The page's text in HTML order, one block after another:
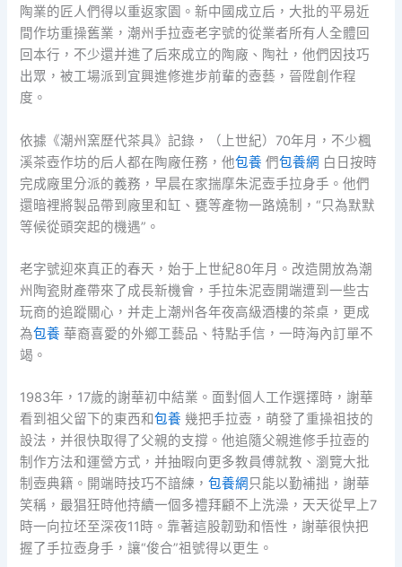
陶業的匠人們得以重返家園。新中國成立后，大批的平易近
間作坊重操舊業，潮州手拉壺老字號的從業者所有人全體回
回本行，不少還并進了后來成立的陶廠、陶社，他們因技巧
出眾，被工場派到宜興進修進步前輩的壺藝，晉陞創作程
度。
依據《潮州窯歷代茶具》記錄，（上世紀）70年月，不少楓
溪茶壺作坊的后人都在陶廠任務，他包養 們包養網 白日按時
完成廠里分派的義務，早晨在家揣摩朱泥壺手拉身手。他們
還暗裡將製品帶到廠里和缸、甕等產物一路燒制，“只為默默
等候從頭突起的機遇”。
老字號迎來真正的春天，始于上世紀80年月。改造開放為潮
州陶瓷財產帶來了成長新機會，手拉朱泥壺開端遭到一些古
玩商的追蹤關心，并走上潮州各年夜高級酒樓的茶桌，更成
為包養 華裔喜愛的外鄉工藝品、特點手信，一時海內訂單不
竭。
1983年，17歲的謝華初中結業。面對個人工作選擇時，謝華
看到祖父留下的東西和包養 幾把手拉壺，萌發了重操祖技的
設法，并很快取得了父親的支撐。他追隨父親進修手拉壺的
制作方法和運營方式，并抽暇向更多教員傅就教、瀏覽大批
制壺典籍。開端時技巧不諳練，包養網 只能以勤補拙，謝華
笑稱，最猖狂時他持續一個多禮拜顧不上洗澡，天天從早上7
時一向拉坯至深夜11時。靠著這股韌勁和悟性，謝華很快把
握了手拉壺身手，讓“俊合”祖號得以更生。